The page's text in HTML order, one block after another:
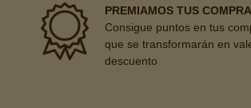
PREMIAMOS TUS
Consigue puntos en tus
que se transformarán en
descuento